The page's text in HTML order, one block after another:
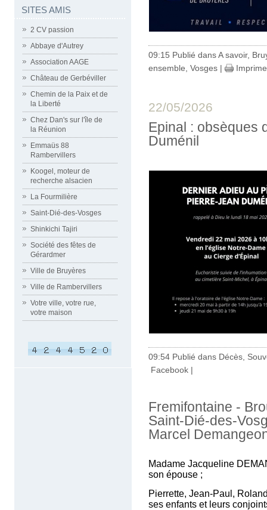
SITES AMIS
2 CV passion
Abbaye d'Autrey
Association AAGE
Château de Gerbéviller
Chemin de la Paix et de
la Liberté
Chez Dan's sur l'île de
la Réunion
Emmaüs 88
Rambervillers
Koogel, moteur de
recherche alsacien
La Fourmilière
Saint-Dié-des-Vosges
Shinkichi Tajiri
Société des fêtes de
Gérardmer
Ville de Bruyères
Ville de Rambervillers
Votre ville, votre rue,
votre maison
09:15 Publié dansA savoir,
ensemble Vosges |
22/05/2026
Epinal : obsèques
Duménil
09:54 Publié dans Décès,
Facebook |
Fremifontaine -
Saint-Dié-des-
Marcel
Madame Jacqueline
son épouse ;
Pierrette, Jean-Paul,
ses enfants et leurs